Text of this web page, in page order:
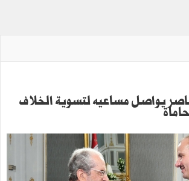
يواصل مساعيه لتسوية الخلاف